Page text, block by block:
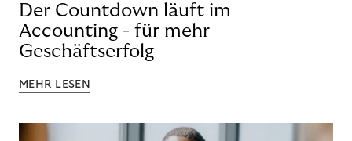
Der Countdown läuft im
Accounting - für mehr
Geschäftserfolg
MEHR LESEN